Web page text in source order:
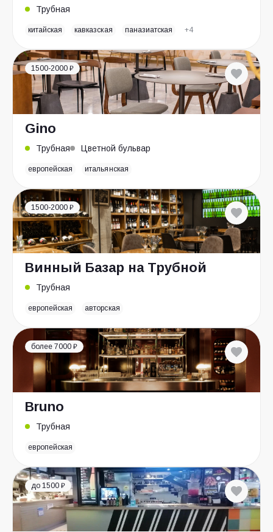
Трубная
китайская кавказская паназиатская +4
1500-2000 ₽
Gino
Трубная Цветной бульвар
европейская итальянская
1500-2000 ₽
Винный Базар на Трубной
Трубная
европейская авторская
более 7000 ₽
Bruno
Трубная
европейская
до 1500 ₽